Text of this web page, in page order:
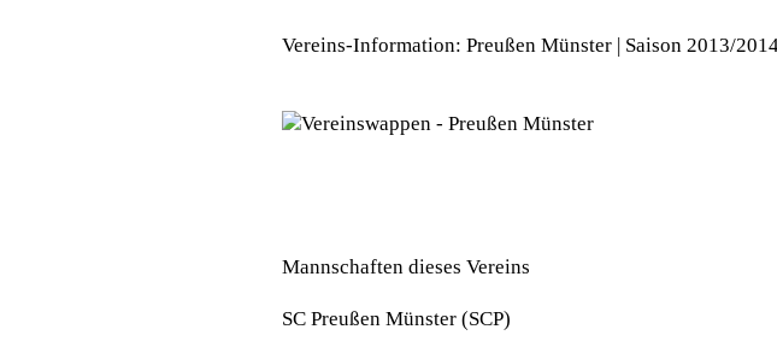
Vereins-Information: Preußen Münster | Saison 2013/
Mannschaften dieses Vereins
SC Preußen Münster (SCP)